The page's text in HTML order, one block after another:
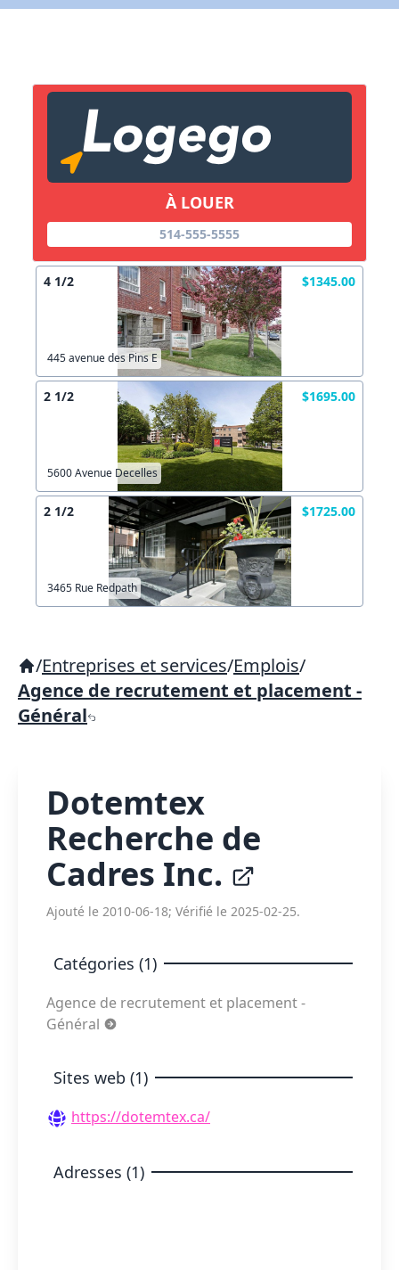
À LOUER
514-555-5555
4 1/2 $1345.00
445 avenue des Pins E
2 1/2 $1695.00
5600 Avenue Decelles
2 1/2 $1725.00
3465 Rue Redpath
/Entreprises et services/Emplois/
Agence de recrutement et placement -
Général
Dotemtex
Recherche de
Cadres Inc.
Ajouté le 2010-06-18; Vérifié le 2025-02-25.
Catégories (1)
Agence de recrutement et placement -
Général
Sites web (1)
https://dotemtex.ca/
Adresses (1)
X Fermer
Lien vers inscription (sera inclus dans courriel)
Copier lien
X Fermer Envoyez